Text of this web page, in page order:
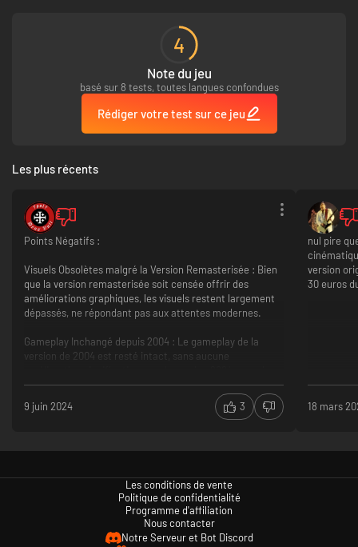
4
Note du jeu
basé sur 8 tests, toutes langues confondues
Rédiger votre test sur ce jeu
Les plus récents
Points Négatifs :
Visuels Obsolètes malgré la Version Remasterisée : Bien
que la version remasterisée soit censée offrir des
améliorations graphiques, les visuels restent largement
dépassés, ne répondant pas aux attentes modernes.
Gameplay Inchangé depuis 2004 : Le gameplay de la
version de 2004 est resté intact, sans aucune
rend l'expérience datée et peu engageante.
IA Décevante : Les ennemis et alliés contrôlés par l’IA
Nostalgie Incomparable : Pour les fans de la version
9 juin 2024 3
nul pire
version
30 euros
18 mars
Les conditions de vente
Politique de confidentialité
Programme d'affiliation
Nous contacter
Notre Serveur et Bot Discord